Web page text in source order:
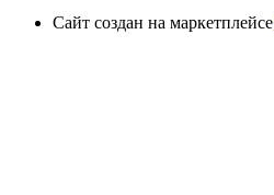
Сайт создан на маркетплейсе